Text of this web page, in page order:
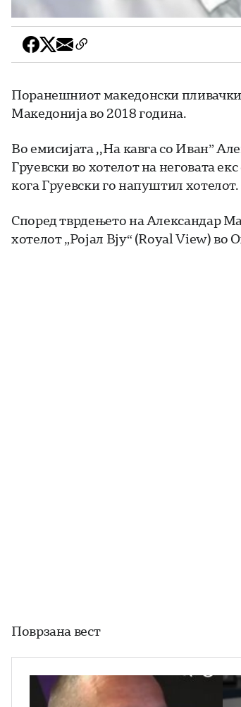
Поранешниот македонски
Македонија во 2018 година.
Во емисијата ,,На кавга со Иван”
Груевски во хотелот на неговата
кога Груевски го напуштил хотелот.
Според тврдењето на Александар
хотелот „Ројал Вју“ (Royal View) во
Поврзана вест